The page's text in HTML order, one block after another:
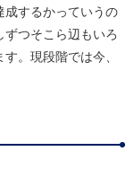
成するかっていうの
つそこら辺もいろ
。現段階では今、